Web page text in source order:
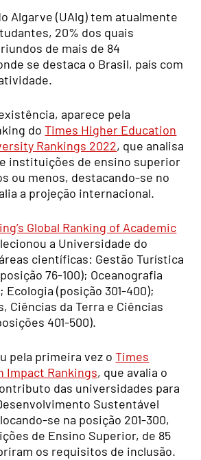
Algarve (UAlg) tem atualmente
20% dos quais
de mais de 84
se destaca o Brasil, país com
aparece pela
doTimes Higher Education
Rankings 2022, que analisa
instituições de ensino superior
ou menos, destacando-se no
a projeção internacional.
Global Ranking of Academic
a Universidade do
científicas: Gestão Turística
76-100); Oceanografia
Ecologia (posição 301-400);
Ciências da Terra e Ciências
401-500).
pela primeira vez oTimes
Impact Rankings, que avalia o
das universidades para
Sustentável
se na posição 201-300,
de Ensino Superior, de 85
os requisitos de inclusão.